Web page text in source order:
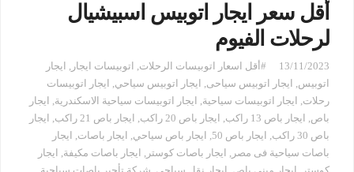
أقل سعر ايجار اتوبيس اسبيشيال
لرحلات الفيوم
13/11/2023 #أقل اسعار اتوبيسات الرحلات, اتوبيسات ايجار , ايجار
اتوبيس, ايجار اتوبيس سياحى, ايجار اتوبيس سياحي, ايجار اتوبيسات
رحلات, ايجار اتوبيسات سياحية, ايجار اتوبيسات سياحية الاسكندرية, ايجار
باص, ايجار باص 13 راكب , ايجار باص 20 راكب , ايجار باص 21 راكب , ايجار
باص 30 راكب
, ايجار باص 50 , ايجار باص سياحي, ايجار باصات, ايجار
باصات سياحية فى مصر , ايجار باصات كوستر , ايجار باصات مكيفة, ايجار